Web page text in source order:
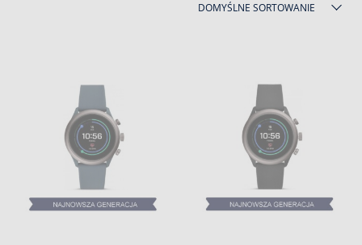
DOMYŚLNE SORTOWANIE